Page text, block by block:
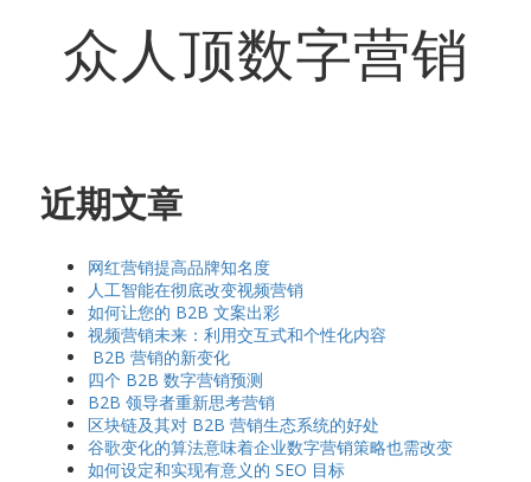
众人顶数字营销
近期文章
网红营销提高品牌知名度
人工智能在彻底改变视频营销
如何让您的 B2B 文案出彩
视频营销未来：利用交互式和个性化内容
B2B 营销的新变化
四个 B2B 数字营销预测
B2B 领导者重新思考营销
区块链及其对 B2B 营销生态系统的好处
谷歌变化的算法意味着企业数字营销策略也需改变
如何设定和实现有意义的 SEO 目标